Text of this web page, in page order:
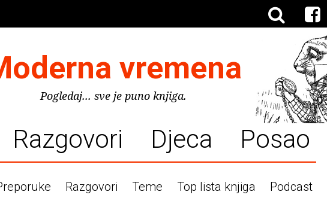
vremena
Pogledaj... sve je puno knjiga.
Razgovori Djeca Posao
Razgovori Teme Top lista knjiga Podcast